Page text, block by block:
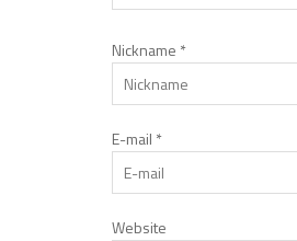
Nickname *
E-mail *
Website